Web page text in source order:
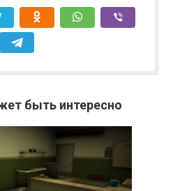
быть интересно